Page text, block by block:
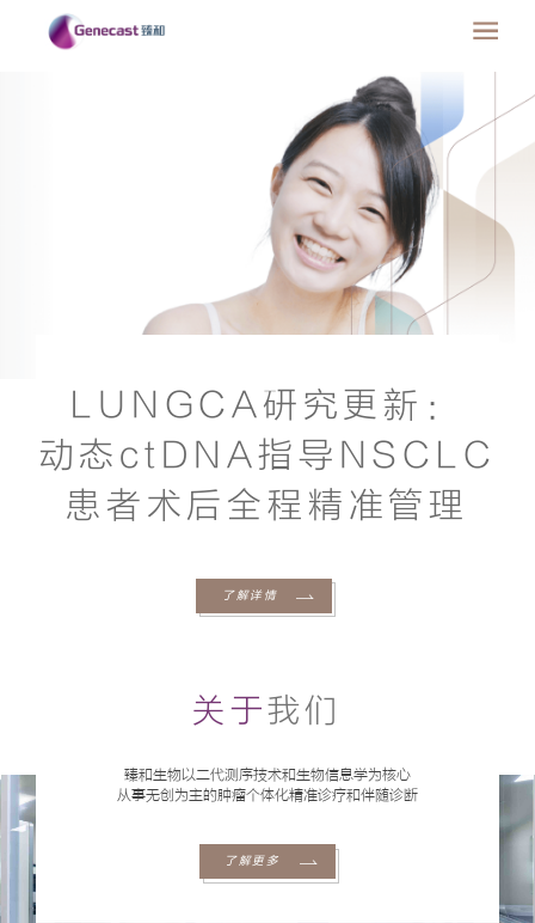
LUNGCA研究更新：
动态ctDNA指导NSCLC
患者术后全程精准管理
了解详情
关于我们
臻和生物以二代测序技术和生物信息学为核心
从事无创为主的肿瘤个体化精准诊疗和伴随诊断
了解更多